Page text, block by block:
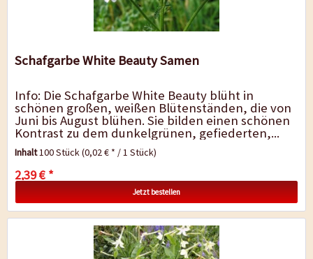
Schafgarbe White Beauty Samen
Info: Die Schafgarbe White Beauty blüht in
schönen großen, weißen Blütenständen, die von
Juni bis August blühen. Sie bilden einen schönen
Kontrast zu dem dunkelgrünen, gefiederten,...
Inhalt100 Stück(0,02 € * / 1 Stück)
2,39 € *
Jetzt bestellen